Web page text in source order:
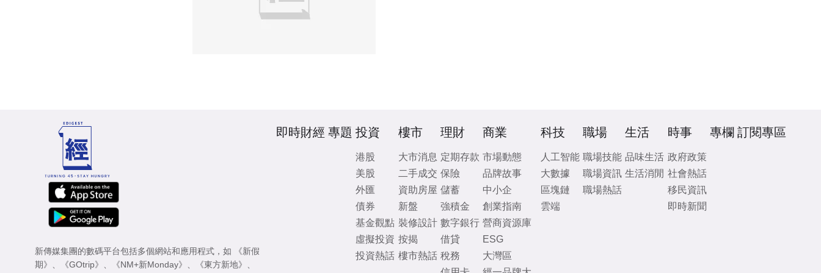
新傳媒集團的數碼平台包括多個網站和應用程式，如
《新假
期》
《GOtrip》 《NM+新Monday》 《東方新地》
即時財經 專題 投資
港股
美股
外匯
債券
基金觀點
虛擬投資
投資熱話
樓市
大市消息
二手成交
資助房屋
新盤
裝修設計
按揭
樓市熱話
理財
定期存款
保險
儲蓄
強積金
數字銀行
借貸
稅務
商業
市場動態
品牌故事
中小企
創業指南
營商資源庫
ESG
大灣區
科技
人工智能
大數據
區塊鏈
雲端
職場
職場技能
職場資訊
職場熱話
生活
品味生活
生活消閒
時事
政府政策
社會熱話
移民資訊
即時新聞
專欄 訂閱專區